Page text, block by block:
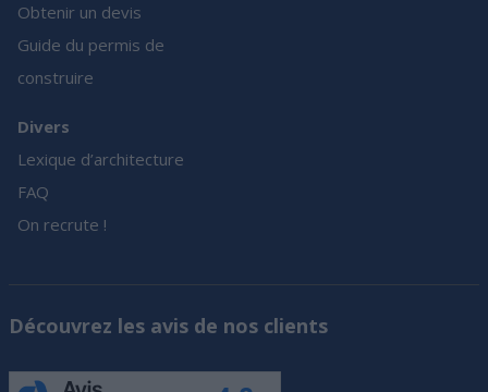
Obtenir un devis
Guide du permis de
construire
Divers
Lexique d’architecture
FAQ
On recrute !
Découvrez les avis de nos clients